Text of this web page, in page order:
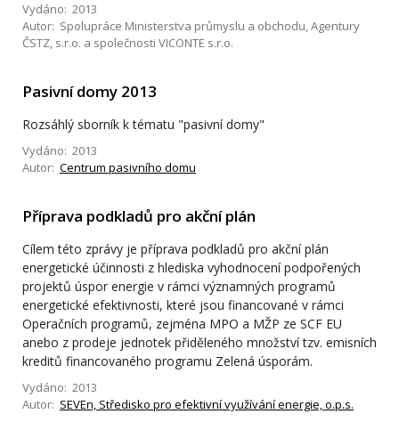
Vydáno: 2013
Autor: Spolupráce Ministerstva průmyslu a obchodu, Agentury
ČSTZ, s.r.o. a společnosti VICONTE s.r.o.
Pasivní domy 2013
Rozsáhlý sborník k tématu "pasivní domy"
Vydáno: 2013
Autor: Centrum pasivního domu
Příprava podkladů pro akční plán
Cílem této zprávy je příprava podkladů pro akční plán
energetické účinnosti z hlediska vyhodnocení podpořených
projektů úspor energie v rámci významných programů
energetické efektivnosti, které jsou financované v rámci
Operačních programů, zejména MPO a MŽP ze SCF EU
anebo z prodeje jednotek přiděleného množství tzv. emisních
kreditů financovaného programu Zelená úsporám.
Vydáno: 2013
Autor: SEVEn, Středisko pro efektivní využívání energie, o.p.s.